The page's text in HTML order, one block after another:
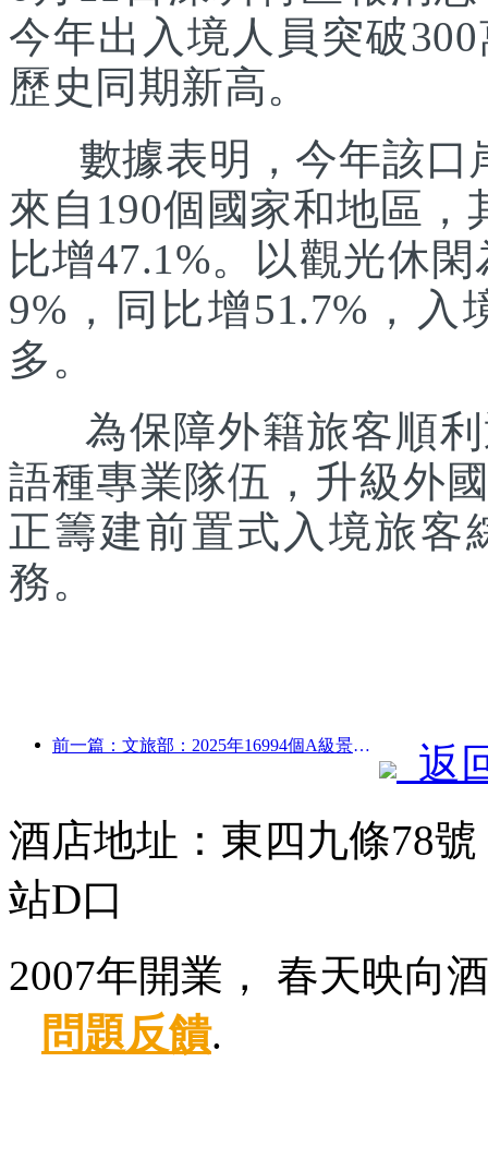
今年出入境人員突破
歷史同期新高。
數據表明，今年該口
來自190個國家和地區，
比增47.1%。以觀光休
9%，同比增51.7%，
多。
為保障外籍旅客順利
語種專業隊伍，升級外
正籌建前置式入境旅客
務。
前一篇：文旅部：2025年16994個A級景區接待游客75.1億人次，旅游收入5544.9億
返
酒店地址：東四九條78
站D口
2007年開業， 春天映向
問題反饋.